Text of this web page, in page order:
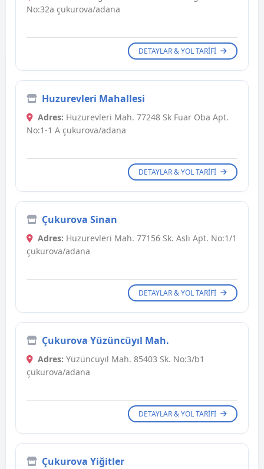
No:32a çukurova/adana
DETAYLAR & YOL TARIFI
Huzurevleri Mahallesi
Adres: Huzurevleri Mah. 77248 Sk Fuar Oba Apt.
No:1-1 A çukurova/adana
DETAYLAR & YOL TARIFI
Çukurova Sinan
Adres: Huzurevleri Mah. 77156 Sk. Aslı Apt. No:1/1
çukurova/adana
DETAYLAR & YOL TARIFI
Çukurova Yüzüncüyıl Mah.
Adres: Yüzüncüyıl Mah. 85403 Sk. No:3/b1
çukurova/adana
DETAYLAR & YOL TARIFI
Çukurova Yiğitler